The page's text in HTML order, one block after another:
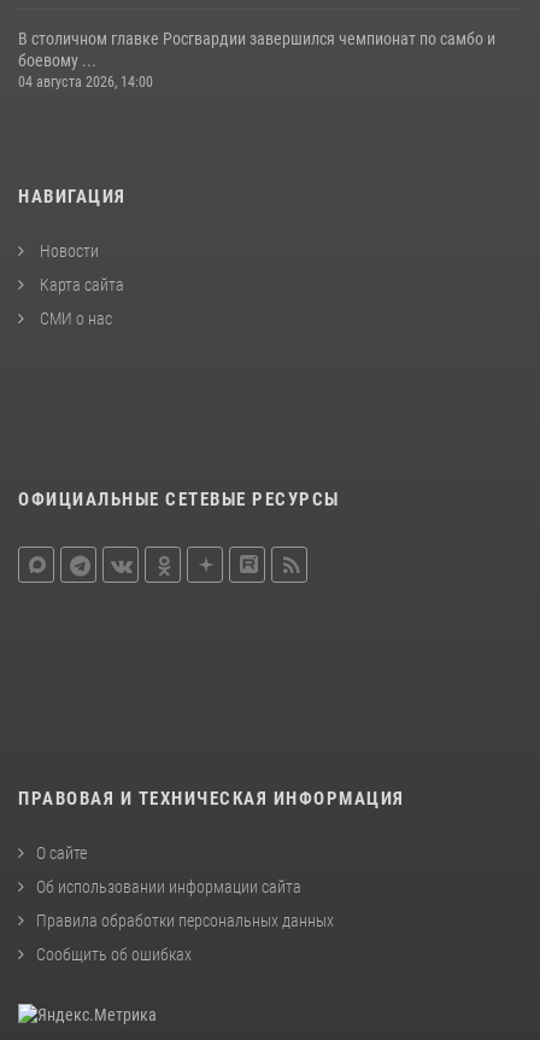
В столичном главке Росгвардии завершился чемпионат по самбо и
боевому ...
04 августа 2026, 14:00
НАВИГАЦИЯ
Новости
Карта сайта
СМИ о нас
ОФИЦИАЛЬНЫЕ СЕТЕВЫЕ РЕСУРСЫ
ПРАВОВАЯ И ТЕХНИЧЕСКАЯ ИНФОРМАЦИЯ
О сайте
Об использовании информации сайта
Правила обработки персональных данных
Сообщить об ошибках